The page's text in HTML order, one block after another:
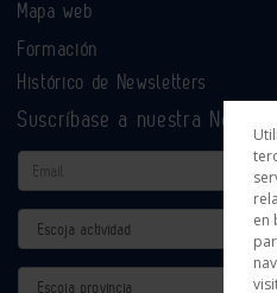
Mapa web
Formación
Histórico de Newsletters
Suscríbase a nuestra
Email
Actividad
Provincia
en